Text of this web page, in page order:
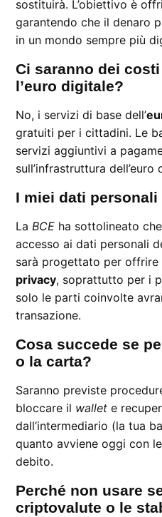
sostituirà. L’obiettivo è
garantendo che il denaro
in un mondo sempre più
Ci saranno dei
l’euro digitale?
No, i servizi di base dell’
gratuiti per i cittadini. Le
servizi aggiuntivi a
sull’infrastruttura dell’euro
I miei dati
LaBCE ha sottolineato
accesso ai dati personali
sarà progettato per offrire
privacy, soprattutto per i
solo le parti coinvolte
transazione.
Cosa succede se
o la carta?
Saranno previste
bloccare il wallet e
dall’intermediario (la tua
quanto avviene oggi con
debito.
Perché non usare
criptovalute o le